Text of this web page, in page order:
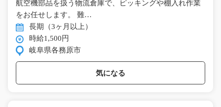
航空機部品を扱う物流倉庫で、ピッキングや棚入れ作業
をお任せします。 難…
長期（3ヶ月以上）
時給1,500円
岐阜県各務原市
気になる